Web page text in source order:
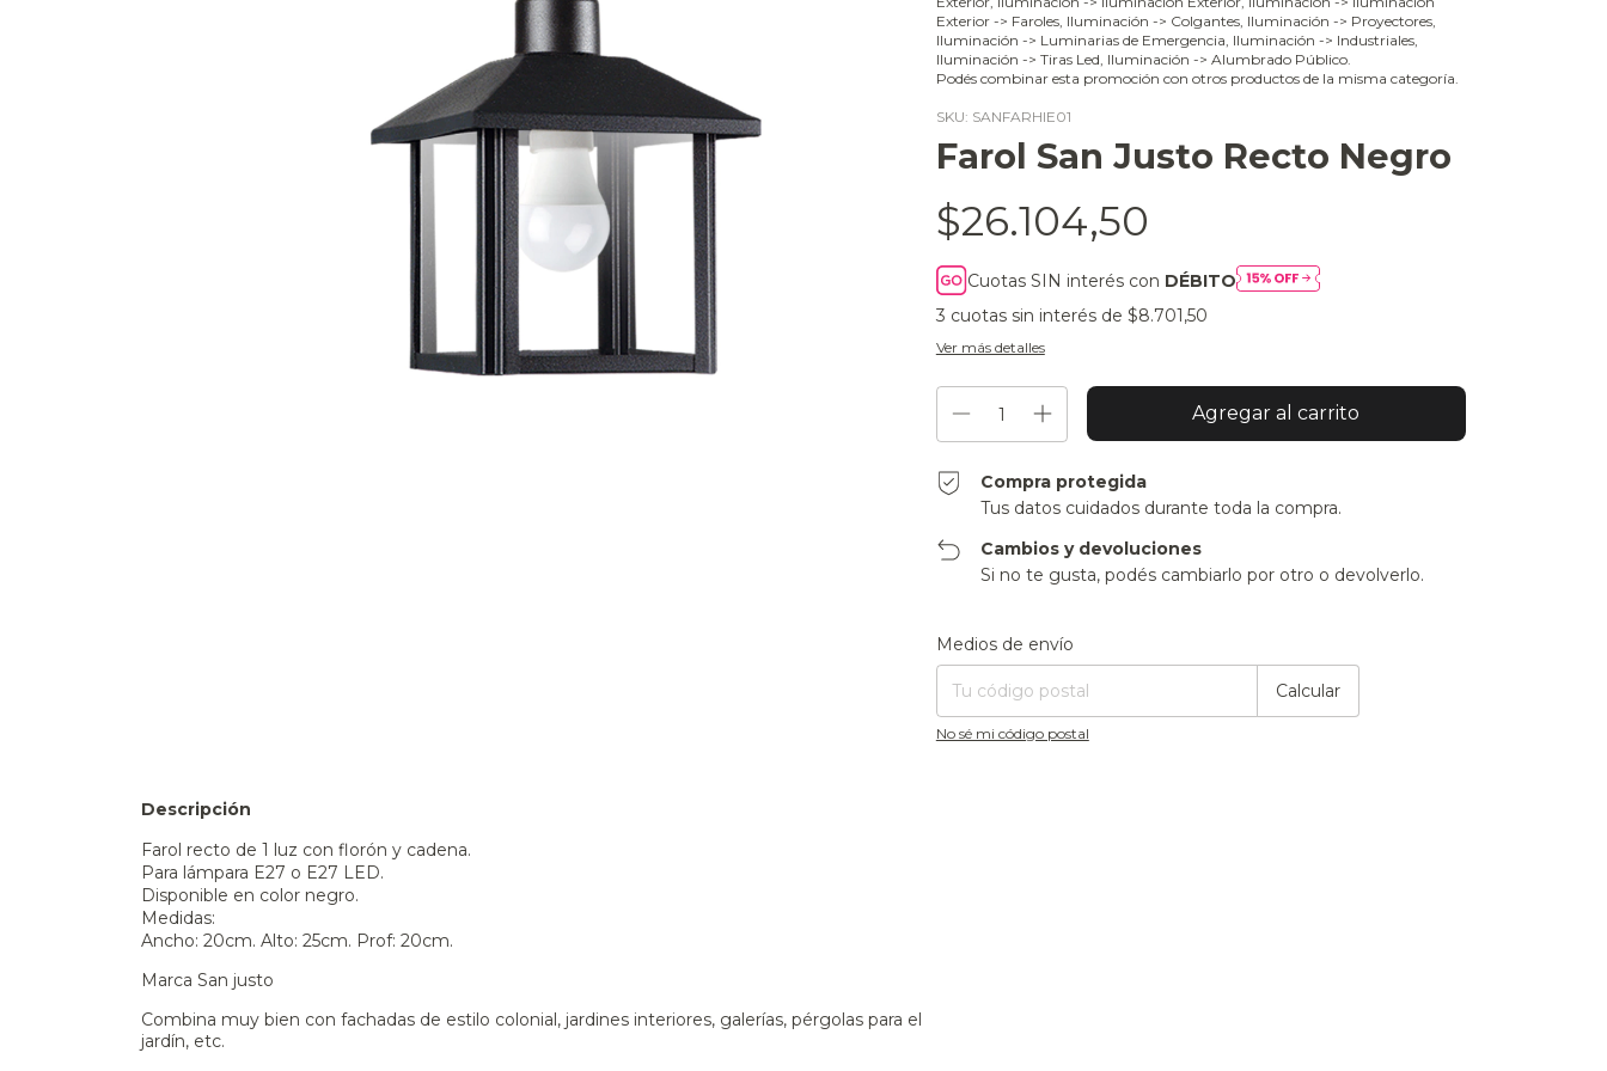
Exterior -> Faroles, Iluminación -> Colgantes, Iluminación -> Proyectores,
Iluminación -> Luminarias de Emergencia, Iluminación -> Industriales,
Iluminación -> Tiras Led, Iluminación -> Alumbrado Público.
Podés combinar esta promoción con otros productos de la misma categoría.
SKU: SANFARHIE01
Farol San Justo Recto Negro
$26.104,50
Cuotas SIN interés con DÉBITO
3 cuotas sin interés de $8.701,50
Ver más detalles
Compra protegida
Tus datos cuidados durante toda la compra.
Cambios y devoluciones
Si no te gusta, podés cambiarlo por otro o devolverlo.
Entregas para el CP:
Medios de envío
Calcular
No sé mi código postal
Descripción
Farol recto de 1 luz con florón y cadena.
Para lámpara E27 o E27 LED.
Disponible en color negro.
Medidas:
Ancho: 20cm. Alto: 25cm. Prof: 20cm.
Marca San justo
Combina muy bien con fachadas de estilo colonial, jardines interiores, galerías, pérgolas para el
jardín, etc.